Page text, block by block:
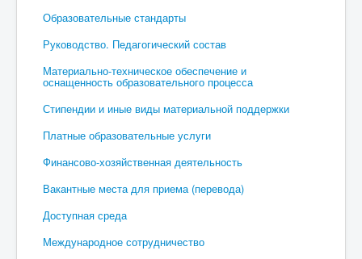
Образовательные стандарты
Руководство. Педагогический состав
Материально-техническое обеспечение и
оснащенность образовательного процесса
Стипендии и иные виды материальной поддержки
Платные образовательные услуги
Финансово-хозяйственная деятельность
Вакантные места для приема (перевода)
Доступная среда
Международное сотрудничество